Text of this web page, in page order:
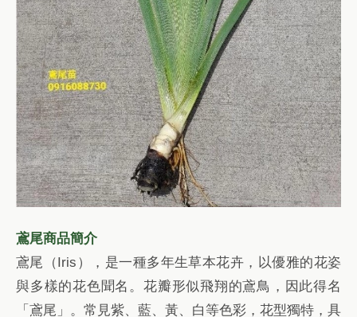
鳶尾商品簡介
鳶尾（Iris），是一種多年生草本花卉，以優雅的花姿
與多樣的花色聞名。花瓣形似飛翔的鳶鳥，因此得名
「鳶尾」。常見紫、藍、黃、白等色彩，花型獨特，具